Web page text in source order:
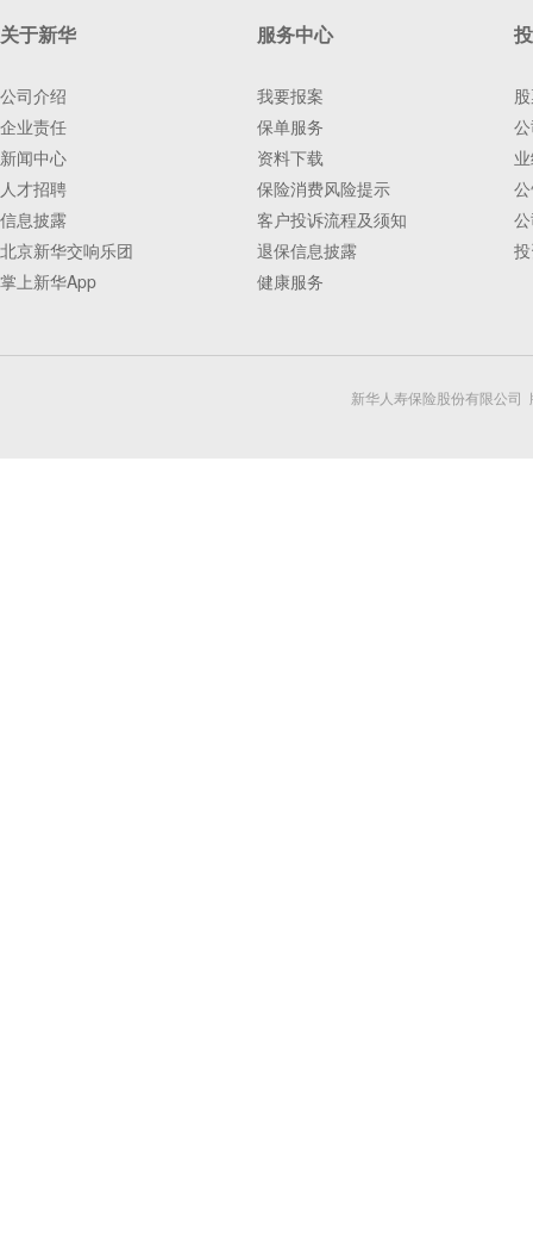
关于新华
公司介绍
企业责任
新闻中心
人才招聘
信息披露
北京新华交响乐团
掌上新华App
服务中心
我要报案
保单服务
资料下载
保险消费风险提示
客户投诉流程及须知
退保信息披露
健康服务
新华人寿保险股份有限公